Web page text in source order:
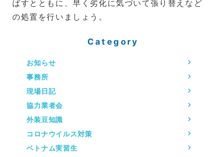
ばすとともに、早く劣化に気づいて張り替えなど
の処置を行いましょう。
Category
お知らせ
事務所
現場日記
協力業者会
外装豆知識
コロナウイルス対策
ベトナム実習生